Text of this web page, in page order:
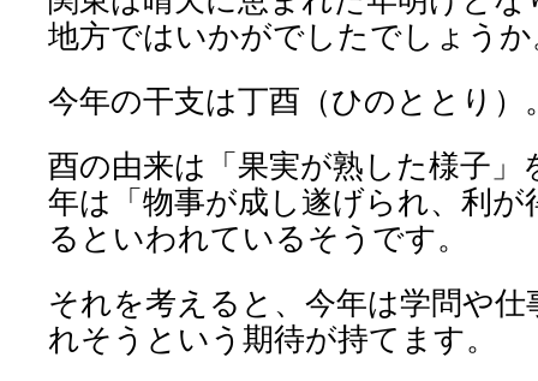
地方ではいかがでしたでしょう
今年の干支は丁酉（ひのととり）
酉の由来は「果実が熟した様子
年は「物事が成し遂げられ、利
るといわれているそうです。
それを考えると、今年は学問や
れそうという期待が持てます。